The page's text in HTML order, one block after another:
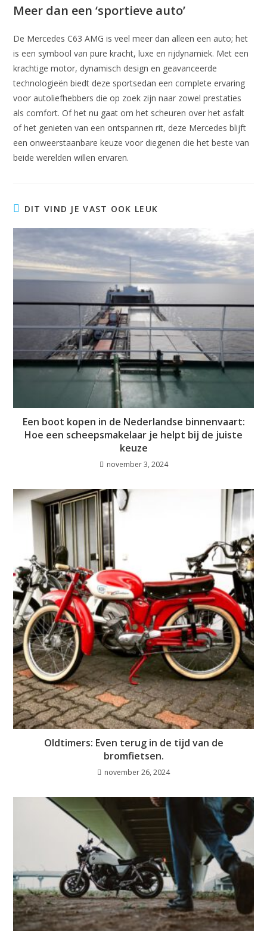
Meer dan een ‘sportieve auto’
De Mercedes C63 AMG is veel meer dan alleen een auto; het
is een symbool van pure kracht, luxe en rijdynamiek. Met een
krachtige motor, dynamisch design en geavanceerde
technologieën biedt deze sportsedan een complete ervaring
voor autoliefhebbers die op zoek zijn naar zowel prestaties
als comfort. Of het nu gaat om het scheuren over het asfalt
of het genieten van een ontspannen rit, deze Mercedes blijft
een onweerstaanbare keuze voor diegenen die het beste van
beide werelden willen ervaren.
DIT VIND JE VAST OOK LEUK
Een boot kopen in de Nederlandse binnenvaart:
Hoe een scheepsmakelaar je helpt bij de juiste
keuze
november 3, 2024
Oldtimers: Even terug in de tijd van de
bromfietsen.
november 26, 2024